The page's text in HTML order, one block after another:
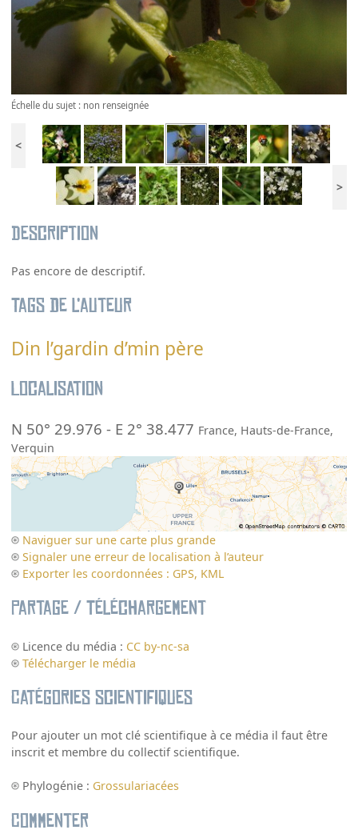
Échelle du sujet : non renseignée
<
>
Description
Pas encore de descriptif.
Tags de l’auteur
Din l’gardin d’min père
Localisation
N 50° 29.976 - E 2° 38.477 France, Hauts-de-France,
Verquin
Naviguer sur une carte plus grande
Signaler une erreur de localisation à l’auteur
Exporter les coordonnées : GPS, KML
Partage / Téléchargement
Licence du média : CC by-nc-sa
Télécharger le média
Catégories scientifiques
Pour ajouter un mot clé scientifique à ce média il faut être
inscrit et membre du collectif scientifique.
Phylogénie : Grossulariacées
Commenter